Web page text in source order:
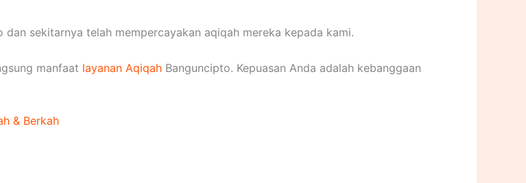
sekitarnya telah mempercayakan aqiqah mereka kepada kami.
manfaat layanan Aqiqah Banguncipto. Kepuasan Anda adalah kebanggaan
& Berkah